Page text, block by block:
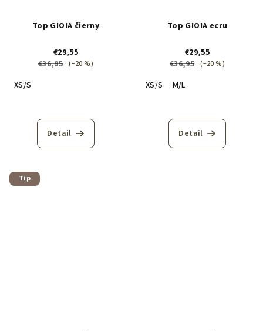
Top GIOIA čierny
€29,55
€36,95 (–20 %)
XS/S
Detail
Top GIOIA ecru
€29,55
€36,95 (–20 %)
XS/S M/L
Detail
Tip